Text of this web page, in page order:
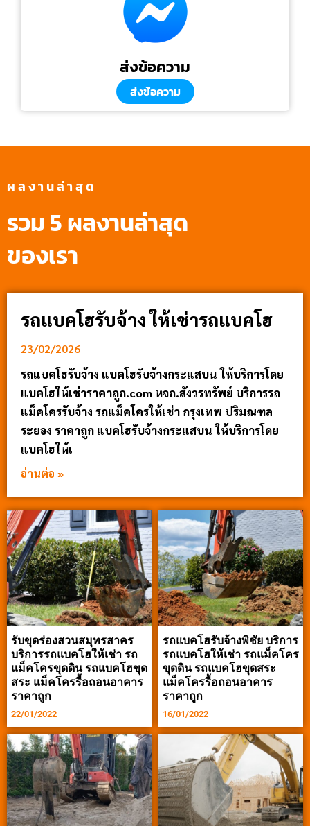
ส่งข้อความ
ส่งข้อความ
ผลงานล่าสุด
รวม 5 ผลงานล่าสุด
ของเรา
รถแบคโฮรับจ้าง ให้เช่ารถแบคโฮ
23/02/2026
รถแบคโฮรับจ้าง แบคโฮรับจ้างกระแสบน ให้บริการโดย
แบคโฮให้เช่าราคาถูก.com หจก.สังวรทรัพย์ บริการรถ
แม็คโครรับจ้าง รถแม็คโครให้เช่า กรุงเทพ ปริมณฑล
ระยอง ราคาถูก แบคโฮรับจ้างกระแสบน ให้บริการโดย
แบคโฮให้เ
อ่านต่อ »
รับขุดร่องสวนสมุทรสาคร
บริการรถแบคโฮให้เช่า รถ
แม็คโครขุดดิน รถแบคโฮขุด
สระ แม็คโครรื้อถอนอาคาร
ราคาถูก
22/01/2022
รถแบคโฮรับจ้างพิชัย บริการ
รถแบคโฮให้เช่า รถแม็คโคร
ขุดดิน รถแบคโฮขุดสระ
แม็คโครรื้อถอนอาคาร
ราคาถูก
16/01/2022